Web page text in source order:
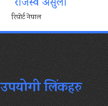
राजस्व असुली
रिपोर्ट नेपाल
उपयोगी लिंकहरु